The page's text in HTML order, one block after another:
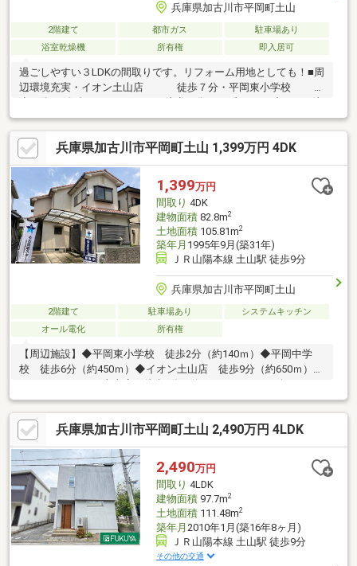
兵庫県加古川市平岡町土山
2階建て 都市ガス
駐車場あり
浴室乾燥機
所有権 即入居可
過ごしやすい３LDKの間取りです。リフォーム用地としても！■周
辺環境充実・イオン土山店 徒歩７分・平岡東小学校 徒
歩５分
兵庫県加古川市平岡町土山 1,399万円 4DK
1,399万円
間取り 4DK
建物面積82.8m2
土地面積105.81m2
築年月 1995年9月(築31年)
ＪＲ山陽本線 土山駅 徒歩9分
兵庫県加古川市平岡町土山
2階建て 駐車場あり
システムキッチン
オール電化
所有権
【周辺施設】◆平岡東小学校 徒歩2分（約140ｍ）◆平岡中学
校 徒歩6分（約450ｍ）◆イオン土山店 徒歩9分（約650ｍ）◆
イアイエポックメイキング（株）へお任せください！／☆幅広い
ご紹介♪気になる物件を一括でご紹介させて頂きます！☆住宅ロ
ーン相談無料対応！☆土日平日夜でもご対応可能です！
兵庫県加古川市平岡町土山 2,490万円 4LDK
2,490万円
間取り 4LDK
建物面積97.7m2
土地面積111.48m2
築年月 2010年1月(築16年8ヶ月)
ＪＲ山陽本線 土山駅 徒歩9分
その他の交通